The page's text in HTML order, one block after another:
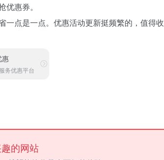
优惠券。
一点是一点。优惠活动更新挺频繁的，值得收
惠
务优惠平台
的网站